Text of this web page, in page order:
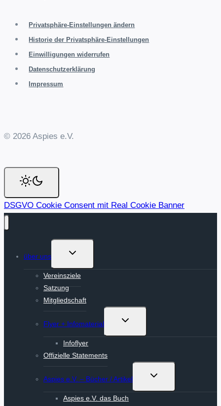
Privatsphäre-Einstellungen ändern
Historie der Privatsphäre-Einstellungen
Einwilligungen widerrufen
Datenschutzerklärung
Impressum
© 2026 Aspies e.V.
DSGVO Cookie Consent mit Real Cookie Banner
über uns
Untermenü
Vereinsziele
Satzung
Mitgliedschaft
Flyer + Infomaterial
Untermenü
Infoflyer
Offizielle Statements
Aspies e.V. – Bücher / Artikel
Untermenü
Aspies e.V. das Buch